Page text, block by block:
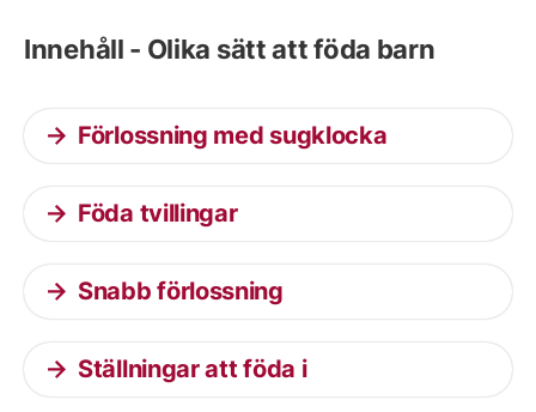
Innehåll - Olika sätt att föda barn
Förlossning med sugklocka
Föda tvillingar
Snabb förlossning
Ställningar att föda i